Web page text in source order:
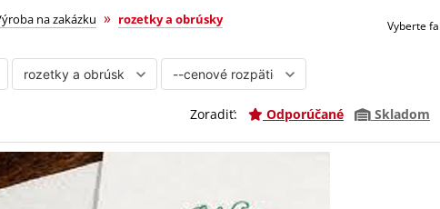
na zakázku » rozetky a obrúsky Vyberte
Zoradiť: Odporúčané Skladom